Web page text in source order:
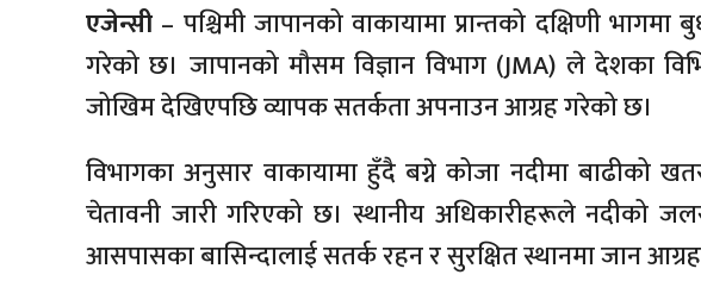
एजेन्सी – पश्चिमी जापानको वाकायामा प्रान्तको दक्षिणी
गरेको छ। जापानको मौसम विज्ञान विभाग (JMA) ले देशका
जोखिम देखिएपछि व्यापक सतर्कता अपनाउन आग्रह गरेको छ।
विभागका अनुसार वाकायामा हुँदै बग्ने कोजा नदीमा बाढीको
चेतावनी जारी गरिएको छ। स्थानीय अधिकारीहरूले नदीको
आसपासका बासिन्दालाई सतर्क रहन र सुरक्षित स्थानमा जान